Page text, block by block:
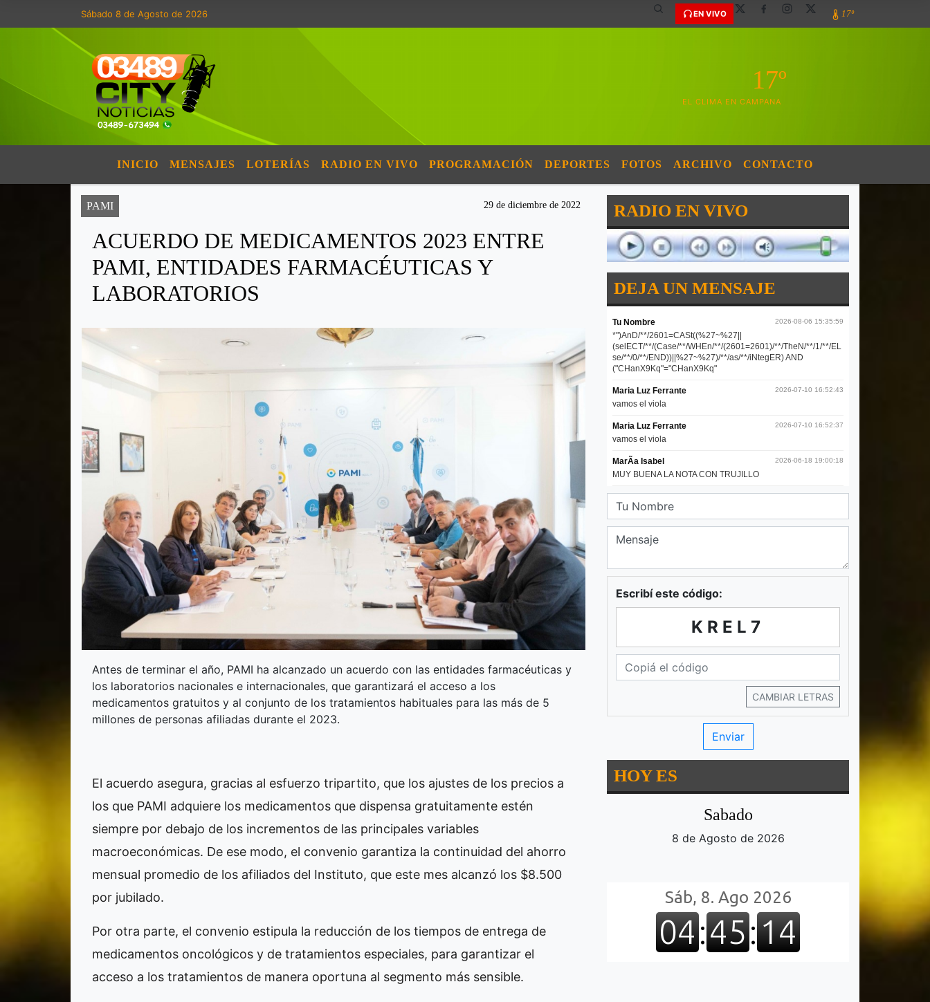
Sábado 8 de Agosto de 2026 EN VIVO 17º
17º
EL CLIMA EN CAMPANA
INICIO MENSAJES LOTERÍAS RADIO EN VIVO PROGRAMACIÓN DEPORTES FOTOS ARCHIVO CONTACTO
PAMI 29 de diciembre de 2022
ACUERDO DE MEDICAMENTOS 2023 ENTRE
PAMI, ENTIDADES FARMACÉUTICAS Y
LABORATORIOS
Antes de terminar el año, PAMI ha alcanzado un acuerdo con las entidades farmacéuticas y
los laboratorios nacionales e internacionales, que garantizará el acceso a los
medicamentos gratuitos y al conjunto de los tratamientos habituales para las más de 5
millones de personas afiliadas durante el 2023.
El acuerdo asegura, gracias al esfuerzo tripartito, que los ajustes de los precios a
los que PAMI adquiere los medicamentos que dispensa gratuitamente estén
siempre por debajo de los incrementos de las principales variables
macroeconómicas. De ese modo, el convenio garantiza la continuidad del ahorro
mensual promedio de los afiliados del Instituto, que este mes alcanzó los $8.500
por jubilado.
Por otra parte, el convenio estipula la reducción de los tiempos de entrega de
medicamentos oncológicos y de tratamientos especiales, para garantizar el
acceso a los tratamientos de manera oportuna al segmento más sensible.
RADIO EN VIVO
DEJA UN MENSAJE
Escribí este código:
KREL7
CAMBIAR LETRAS
HOY ES
Sabado
8 de Agosto de 2026